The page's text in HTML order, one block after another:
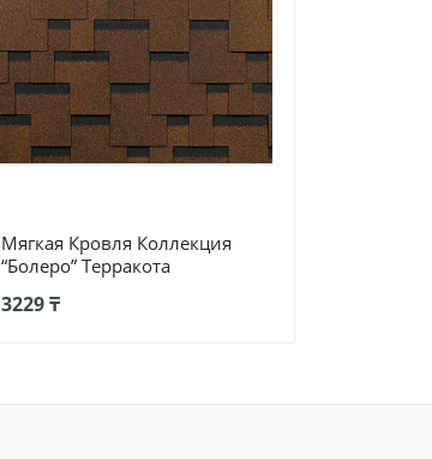
Мягкая Кровля Коллекция
“Болеро” Терракота
3229 ₸